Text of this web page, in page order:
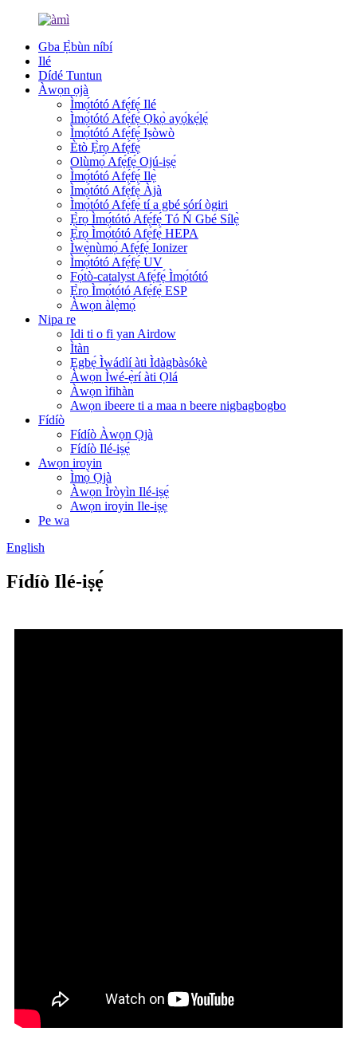
Gba Ẹ̀bùn níbí
Ilé
Dídé Tuntun
Àwọn ọjà
Ìmọ́tótó Afẹ́fẹ́ Ilé
Ìmọ́tótó Afẹ́fẹ́ Ọkọ̀ ayọ́kẹ́lẹ́
Ìmọ́tótó Afẹ́fẹ́ Iṣòwò
Ètò Ẹ̀rọ Afẹ́fẹ́
Olùmọ́ Afẹ́fẹ́ Ojú-iṣẹ́
Ìmọ́tótó Afẹ́fẹ́ Ilẹ̀
Ìmọ́tótó Afẹ́fẹ́ Àjà
Ìmọ́tótó Afẹ́fẹ́ tí a gbé sórí ògiri
Ẹ̀rọ Ìmọ́tótó Afẹ́fẹ́ Tó Ń Gbé Sílẹ̀
Ẹ̀rọ Ìmọ́tótó Afẹ́fẹ́ HEPA
Ìwẹ̀nùmọ́ Afẹ́fẹ́ Ionizer
Ìmọ́tótó Afẹ́fẹ́ UV
Fọ́tò-catalyst Afẹ́fẹ́ Ìmọ́tótó
Ẹ̀rọ Ìmọ́tótó Afẹ́fẹ́ ESP
Àwọn àlẹ̀mọ́
Nipa re
Idi ti o fi yan Airdow
Ìtàn
Ẹgbẹ́ Ìwádìí àti Ìdàgbàsókè
Àwọn Ìwé-ẹ̀rí àti Ọlá
Àwọn ìfihàn
Awọn ibeere ti a maa n beere nigbagbogbo
Fídíò
Fídíò Àwọn Ọjà
Fídíò Ilé-iṣẹ́
Awọn iroyin
Ìmọ̀ Ọjà
Àwọn Ìròyìn Ilé-iṣẹ́
Awọn iroyin Ile-iṣẹ
Pe wa
English
Fídíò Ilé-iṣẹ́